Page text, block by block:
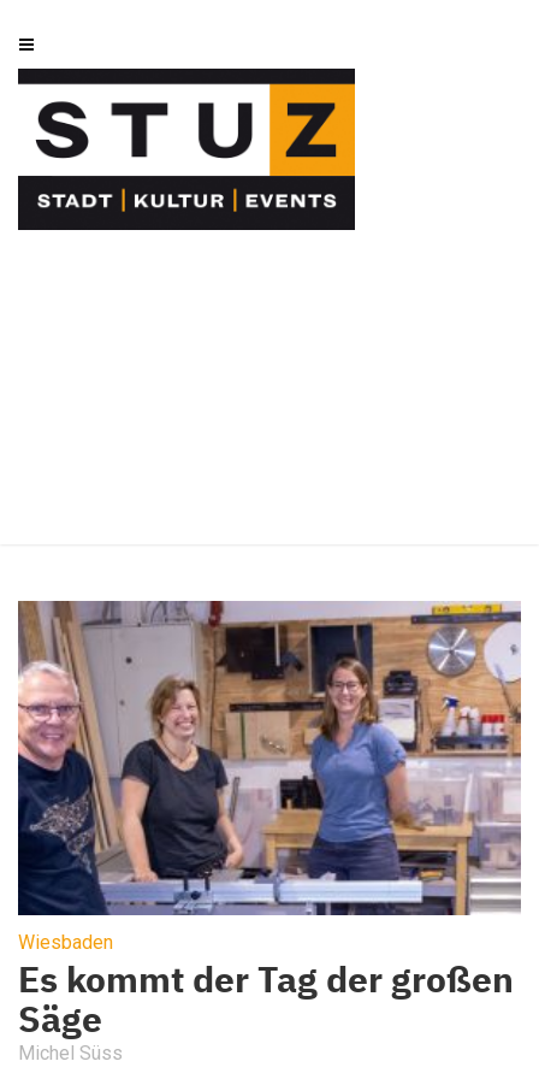
Wiesbaden
Es kommt der Tag der großen
Säge
Michel Süss